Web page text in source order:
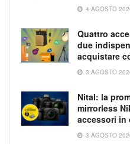
4 AGOSTO
Quattro
due
acquistare
3 AGOSTO
Nital: la
mirrorless
accessori in
3 AGOSTO